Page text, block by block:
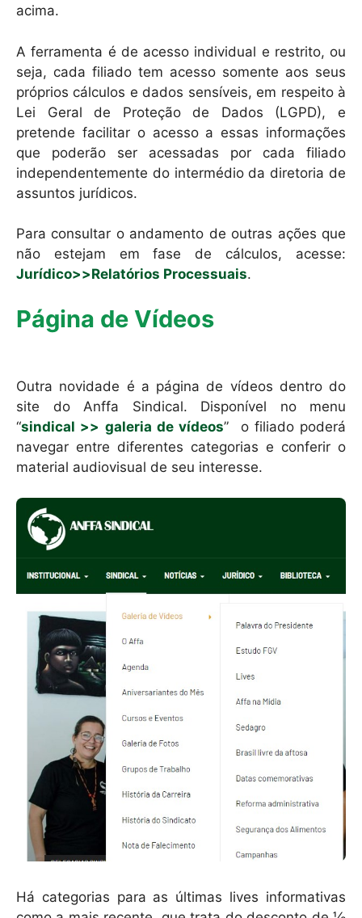
acima.
A ferramenta é de acesso individual e restrito, ou
seja, cada filiado tem acesso somente aos seus
próprios cálculos e dados sensíveis, em respeito à
Lei Geral de Proteção de Dados (LGPD), e
pretende facilitar o acesso a essas informações
que poderão ser acessadas por cada filiado
independentemente do intermédio da diretoria de
assuntos jurídicos.
Para consultar o andamento de outras ações que
não estejam em fase de cálculos, acesse:
Jurídico>>Relatórios Processuais.
Página de Vídeos
Outra novidade é a página de vídeos dentro do
site do Anffa Sindical. Disponível no menu
“sindical >> galeria de vídeos” o filiado poderá
navegar entre diferentes categorias e conferir o
material audiovisual de seu interesse.
Há categorias para as últimas lives informativas